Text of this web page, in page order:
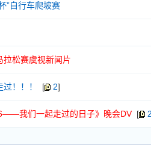
”自行车爬坡赛
拉松赛虞视新闻片
！！！ [ 2]
我们一起走过的日子》晚会DV[